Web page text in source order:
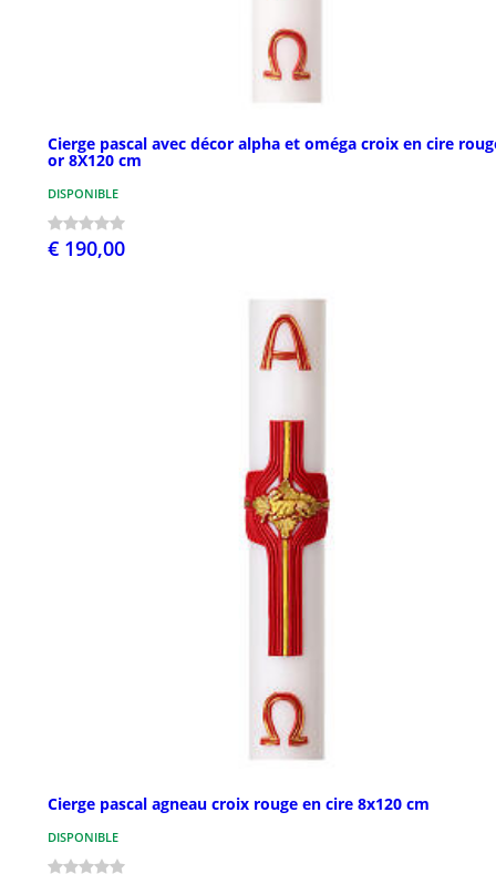
Cierge pascal avec décor alpha et oméga croix en cire
or 8X120 cm
DISPONIBLE
€ 190,00
Cierge pascal agneau croix rouge en cire 8x120 cm
DISPONIBLE